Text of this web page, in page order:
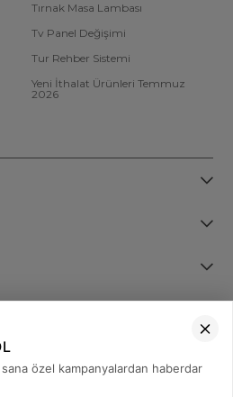
Tırnak Masa Lambası
Tv Panel Değişimi
Tur Rehber Sistemi
Yeni İthalat Ürünleri Temmuz
2026
473 08 08
özel kampanyalardan haberdar